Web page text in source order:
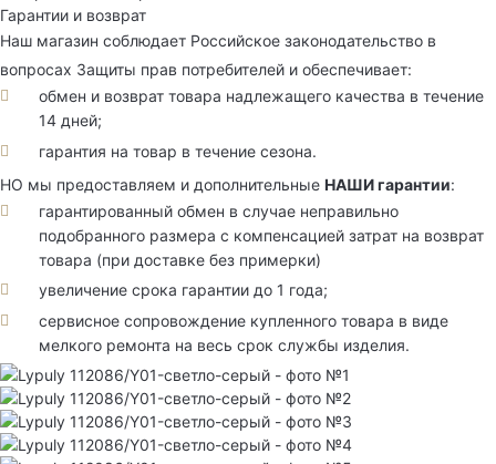
Гарантии и возврат
Наш магазин соблюдает Российское законодательство в
вопросах Защиты прав потребителей и обеспечивает:
обмен и возврат товара надлежащего качества в течение
14 дней;
гарантия на товар в течение сезона.
НО мы предоставляем и дополнительные НАШИ гарантии:
гарантированный обмен в случае неправильно
подобранного размера с компенсацией затрат на возврат
товара (при доставке без примерки)
увеличение срока гарантии до 1 года;
сервисное сопровождение купленного товара в виде
мелкого ремонта на весь срок службы изделия.